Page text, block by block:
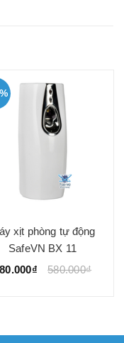
xịt phòng tự động
SafeVN BX 11
580.000₫